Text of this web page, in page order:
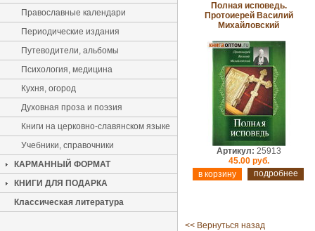
Православные календари
Периодические издания
Путеводители, альбомы
Психология, медицина
Кухня, огород
Духовная проза и поэзия
Книги на церковно-славянском языке
Учебники, справочники
КАРМАННЫЙ ФОРМАТ
КНИГИ ДЛЯ ПОДАРКА
Классическая литература
Полная исповедь.
Протоиерей Василий
Михайловский
Артикул: 25913
45.00 руб.
подробнее
<< Вернуться назад